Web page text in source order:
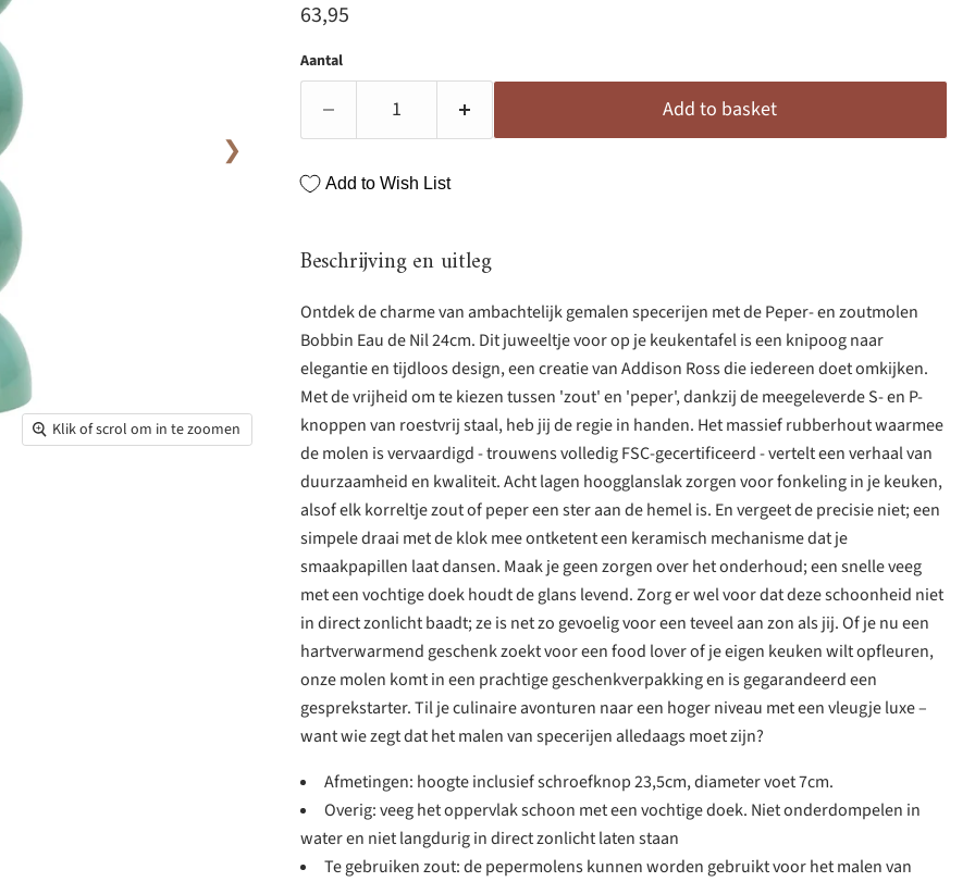
Klik of scrol om in te zoomen
❯
Huidige prijs
63,95
Aantal
Add to basket
Add to Wish List
Beschrijving en uitleg
Ontdek de charme van ambachtelijk gemalen specerijen met de Peper- en zoutmolen
Bobbin Eau de Nil 24cm. Dit juweeltje voor op je keukentafel is een knipoog naar
elegantie en tijdloos design, een creatie van Addison Ross die iedereen doet omkijken.
Met de vrijheid om te kiezen tussen 'zout' en 'peper', dankzij de meegeleverde S- en P-
knoppen van roestvrij staal, heb jij de regie in handen. Het massief rubberhout waarmee
de molen is vervaardigd - trouwens volledig FSC-gecertificeerd - vertelt een verhaal van
duurzaamheid en kwaliteit. Acht lagen hoogglanslak zorgen voor fonkeling in je keuken,
alsof elk korreltje zout of peper een ster aan de hemel is. En vergeet de precisie niet; een
simpele draai met de klok mee ontketent een keramisch mechanisme dat je
smaakpapillen laat dansen. Maak je geen zorgen over het onderhoud; een snelle veeg
met een vochtige doek houdt de glans levend. Zorg er wel voor dat deze schoonheid niet
in direct zonlicht baadt; ze is net zo gevoelig voor een teveel aan zon als jij. Of je nu een
hartverwarmend geschenk zoekt voor een food lover of je eigen keuken wilt opfleuren,
onze molen komt in een prachtige geschenkverpakking en is gegarandeerd een
gesprekstarter. Til je culinaire avonturen naar een hoger niveau met een vleugje luxe –
want wie zegt dat het malen van specerijen alledaags moet zijn?
Afmetingen: hoogte inclusief schroefknop 23,5cm, diameter voet 7cm.
Overig: veeg het oppervlak schoon met een vochtige doek. Niet onderdompelen in
water en niet langdurig in direct zonlicht laten staan
Te gebruiken zout: de pepermolens kunnen worden gebruikt voor het malen van